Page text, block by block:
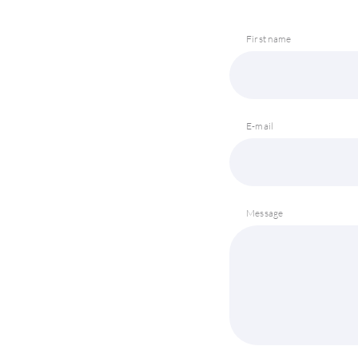
First name
E-mail
Message